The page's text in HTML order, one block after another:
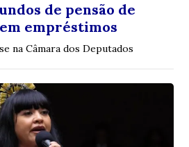
de pensão de
empréstimos
na Câmara dos Deputados